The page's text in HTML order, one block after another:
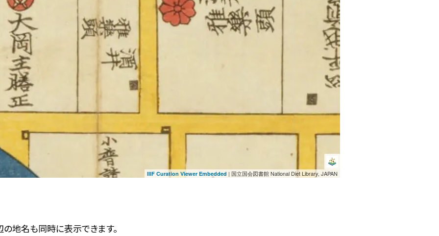
IIIF Curation Viewer Embedded | 国立国会図書館 National Diet Library, JAPAN
地名も同時に表示できます。